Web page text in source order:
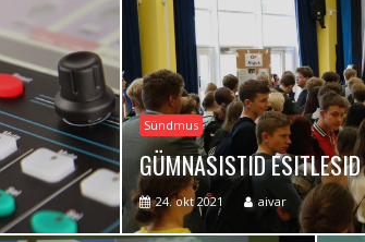
Sündmus
GÜMNASISTID
24. okt 2021 aivar